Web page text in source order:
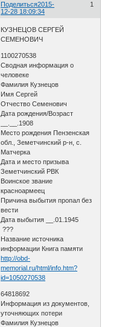
Поделиться 1
2015-
12-28 18:09:34
КУЗНЕЦОВ СЕРГЕЙ
СЕМЕНОВИЧ
1100270538
Сводная информация о
человеке
Фамилия Кузнецов
Имя Сергей
Отчество Семенович
Дата рождения/Возраст
__.__.1908
Место рождения Пензенская
обл., Земетчинский р-н, с.
Матчерка
Дата и место призыва
Земетчинский РВК
Воинское звание
красноармеец
Причина выбытия пропал без
вести
Дата выбытия __.01.1945
???
Название источника
информации Книга памяти
http://obd-
memorial.ru/html/info.htm?
id=1050270538
64818692
Информация из документов,
уточняющих потери
Фамилия Кузнецов